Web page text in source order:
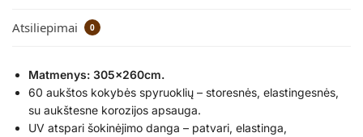
Atsiliepimai 0
Matmenys: 305x260cm.
60 aukštos kokybės spyruoklių – storesnės, elastingesnės,
su aukštesne korozijos apsauga.
UV atspari šokinėjimo danga – patvari, elastinga,